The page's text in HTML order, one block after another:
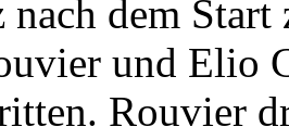
nach dem
und Elio
Rouvier